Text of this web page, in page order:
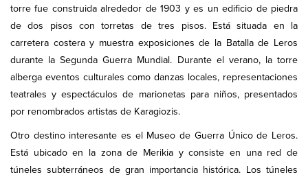
torre fue construida alrededor de 1903 y es un edificio de piedra
de dos pisos con torretas de tres pisos. Está situada en la
carretera costera y muestra exposiciones de la Batalla de Leros
durante la Segunda Guerra Mundial. Durante el verano, la torre
alberga eventos culturales como danzas locales, representaciones
teatrales y espectáculos de marionetas para niños, presentados
por renombrados artistas de Karagiozis.
Otro destino interesante es el Museo de Guerra Único de Leros.
Está ubicado en la zona de Merikia y consiste en una red de
túneles subterráneos de gran importancia histórica. Los túneles